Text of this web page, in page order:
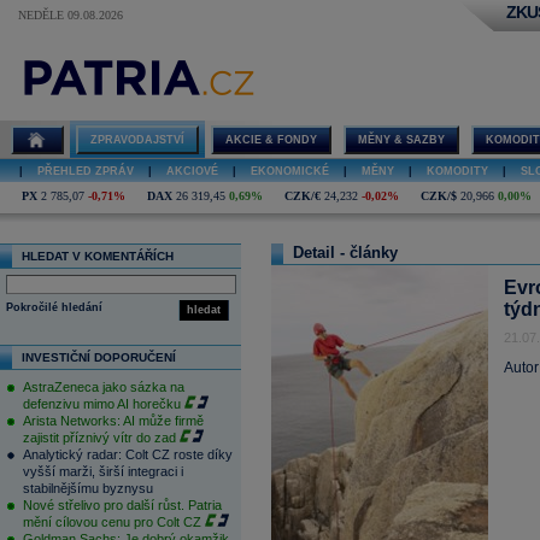
NEDĚLE 09.08.2026
ZPRAVODAJSTVÍ AKCIE & FONDY MĚNY & SAZBY
PŘEHLED ZPRÁV AKCIOVÉ EKONOMICKÉ MĚNY KOMODITY
PX 2 785,07 -0,71% DAX 26 319,45 0,69% CZK/€ 24,232 -0,02% CZK/$ 20,966 0,00%
HLEDAT V KOMENTÁŘÍCH
hledat
Pokročilé hledání
INVESTIČNÍ DOPORUČENÍ
AstraZeneca jako sázka na
defenzivu mimo AI horečku
Arista Networks: AI může firmě
zajistit příznivý vítr do zad
Analytický radar: Colt CZ roste díky
vyšší marži, širší integraci i
stabilnějšímu byznysu
Nové střelivo pro další růst. Patria
mění cílovou cenu pro Colt CZ
Detail - články